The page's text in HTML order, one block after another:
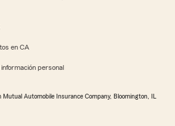
en CA
personal
Mutual Automobile Insurance Company, Bloomington, IL